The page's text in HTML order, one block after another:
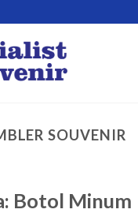
SOUVENIR
Botol Minum